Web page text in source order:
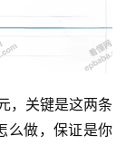
，关键是这两条
么做，保证是你